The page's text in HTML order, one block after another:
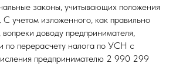
законы, учитывающих положения
учетом изложенного, как правильно
доводу предпринимателя,
по перерасчету налога по УСН с
предпринимателю 2 990 299